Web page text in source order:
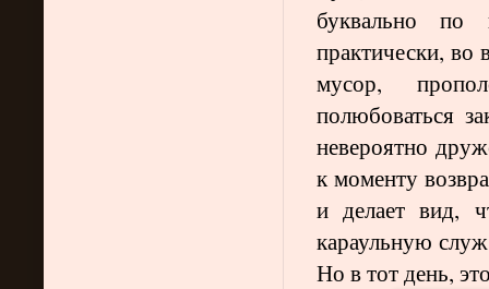
буквально по
практически, во
мусор,
полюбоваться
невероятно
к моменту
и делает вид,
караульную
Но в тот день,